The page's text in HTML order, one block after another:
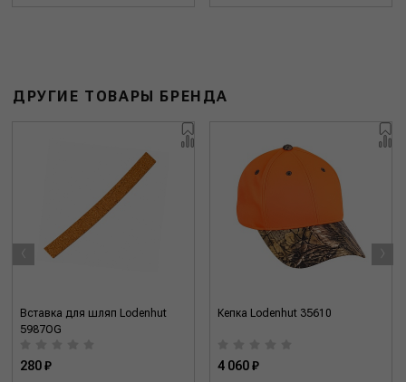
ДРУГИЕ ТОВАРЫ БРЕНДА
Вставка для шляп Lodenhut
5987OG
280 ₽
Кепка Lodenhut 35610
4 060 ₽
‹ ›